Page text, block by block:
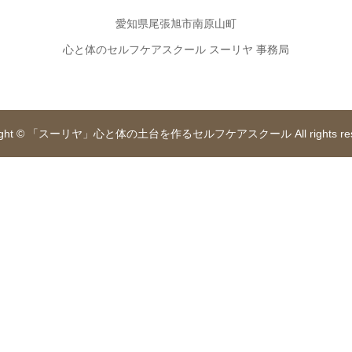
愛知県尾張旭市南原山町
心と体のセルフケアスクール スーリヤ 事務局
© 「スーリヤ」心と体の土台を作るセルフケアスクール All rights